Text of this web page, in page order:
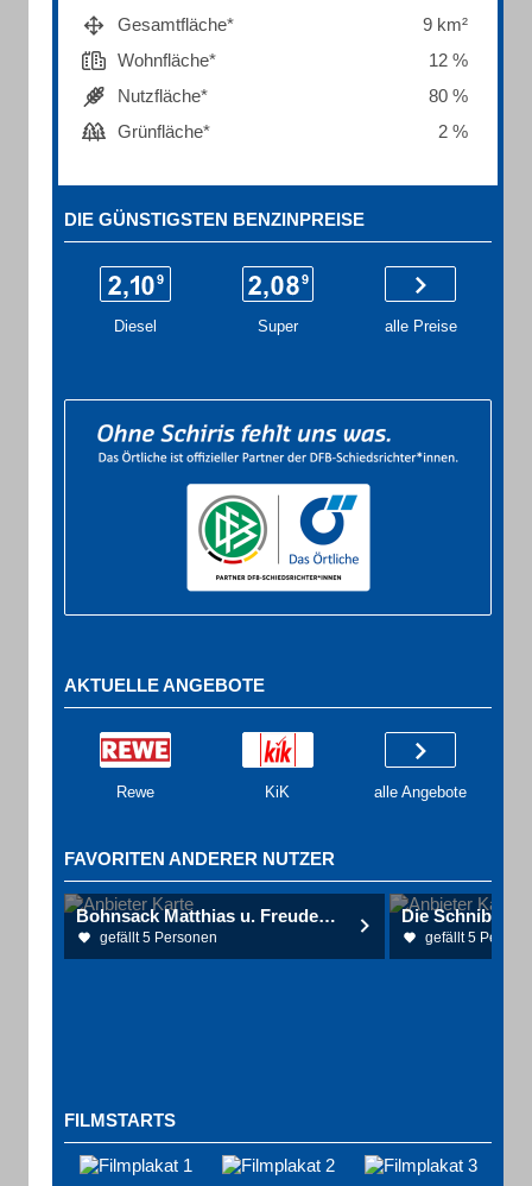
Gesamtfläche*
9 km²
Wohnfläche*
12 %
Nutzfläche*
80 %
Grünfläche*
2 %
DIE GÜNSTIGSTEN BENZINPREISE
Diesel Super alle Preise
AKTUELLE ANGEBOTE
Rewe KiK alle Angebote
FAVORITEN ANDERER NUTZER
Bohnsack Matthias u. Freudenthal Jens Dres. Kardiologen
gefällt 5 Personen gefällt 5
FILMSTARTS